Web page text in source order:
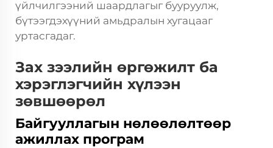
үйлчилгээний шаардлагыг бууруулж,
бүтээгдэхүүний амьдралын хугацааг
уртасгадаг.
Зах зээлийн өргөжилт ба
хэрэглэгчийн хүлээн
зөвшөөрөл
Байгууллагын нөлөөлөлтөөр
ажиллах програм